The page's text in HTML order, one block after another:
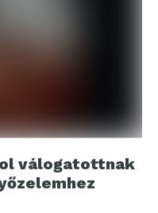
válogatottnak